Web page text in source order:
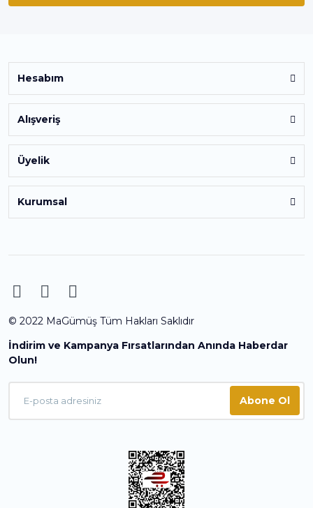
Hesabım
Alışveriş
Üyelik
Kurumsal
© 2022 MaGümüş Tüm Hakları Saklıdır
İndirim ve Kampanya Fırsatlarından Anında Haberdar
Olun!
Abone Ol